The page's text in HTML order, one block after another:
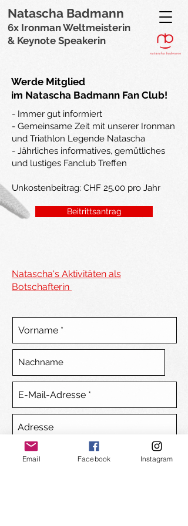
Natascha Badmann
6x Ironman Weltmeisterin
& Keynote Speakerin
Werde Mitglied
im Natascha Badmann Fan Club!
- Immer gut informiert
- Gemeinsame Zeit mit unserer Ironman
und Triathlon Legende Natascha
- Jährliches informatives, gemütliches
und lustiges Fanclub Treffen
Unkostenbeitrag: CHF 25.00 pro Jahr
Beitrittsantrag
Natascha's Aktivitäten als
Botschafterin
Email Facebook Instagram